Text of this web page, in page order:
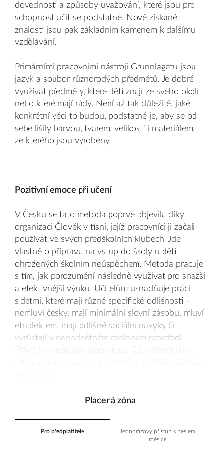
dovednosti a způsoby uvažování, které jsou pro
schopnost učit se podstatné. Nově získané
znalosti jsou pak základním kamenem k dalšímu
vzdělávání.
Primárními pracovními nástroji Grunnlagetu jsou
jazyk a soubor různorodých předmětů. Je dobré
využívat předměty, které děti znají ze svého okolí
nebo které mají rády. Není až tak důležité, jaké
konkrétní věci to budou, podstatné je, aby se od
sebe lišily barvou, tvarem, velikostí i materiálem,
ze kterého jsou vyrobeny.
Pozitivní emoce při učení
V Česku se tato metoda poprvé objevila díky
organizaci Člověk v tísni, jejíž pracovníci ji začali
používat ve svých předškolních klubech. Jde
vlastně o přípravu na vstup do školy u dětí
ohrožených školním neúspěchem. Metoda pracuje
s tím, jak porozumění následně využívat pro snazší
a efektivnější výuku. Učitelům usnadňuje práci
s dětmi, které mají různé specifické odlišnosti –
nemluví česky, mají minimální slovní zásobu, mluví
etnolektem, mají odlišné sociální návyky či
vyrůstají v nepodnětném rodinném prostředí.
Placená zóna
Pro předplatitele
Jednorázový přístup s heslem
měsíce